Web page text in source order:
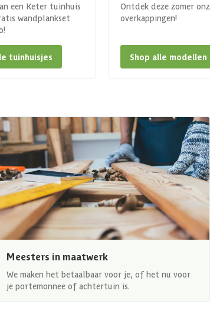
een Keter tuinhuis
wandplankset
tuinhuisjes
Ontdek deze zomer
overkappingen!
Shop alle modellen
Meesters in maatwerk
We maken het betaalbaar voor je, of het nu voor
je portemonnee of achtertuin is.